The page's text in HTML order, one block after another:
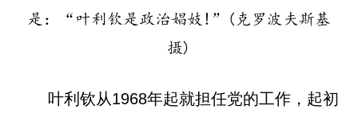
是：“叶利钦是政治娼妓!”(克罗波夫斯基
摄)
叶利钦从1968年起就担任党的工作，起初